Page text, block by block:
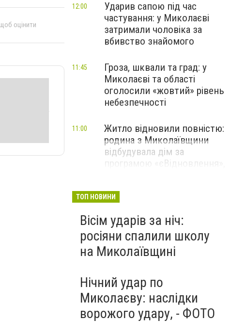
оцінити
Ударив сапою під час
частування: у Миколаєві
затримали чоловіка за
вбивство знайомого
12:00
Гроза, шквали та град: у
Миколаєві та області
оголосили «жовтий» рівень
небезпечності
11:45
Житло відновили повністю:
родина з Миколаївщини
відбудувала дім за
програмою «єВідновлення»,
11:00
ТОП НОВИНИ
Вісім ударів за ніч:
росіяни спалили школу
на Миколаївщині
Нічний удар по
Миколаєву: наслідки
ворожого удару, - ФОТО